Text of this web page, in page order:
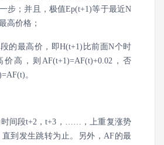
步；并且，极值Ep(t+1)等于最近N
高价格；
的最高价，即H(t+1)比前面N个时
价高，则AF(t+1)=AF(t)+0.02，否
。
时间段t+2，t+3，……，上重复涨势
到发生跳转为止。另外，AF的最